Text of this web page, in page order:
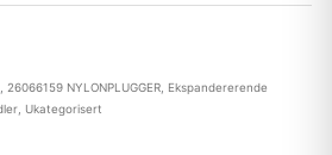
26066159 NYLONPLUGGER, Ekspandererende
, Ukategorisert